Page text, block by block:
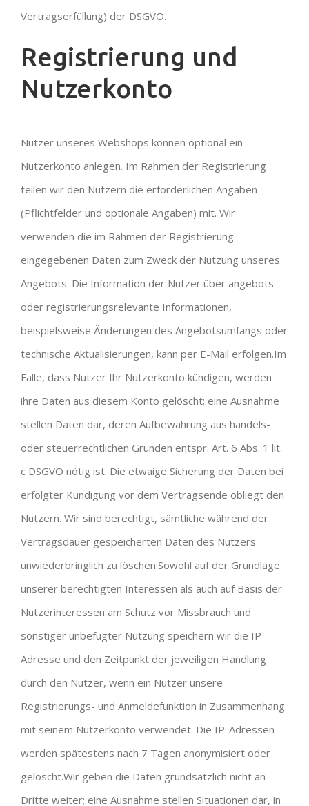
Vertragserfüllung) der DSGVO.
Registrierung und
Nutzerkonto
Nutzer unseres Webshops können optional ein
Nutzerkonto anlegen. Im Rahmen der Registrierung
teilen wir den Nutzern die erforderlichen Angaben
(Pflichtfelder und optionale Angaben) mit. Wir
verwenden die im Rahmen der Registrierung
eingegebenen Daten zum Zweck der Nutzung unseres
Angebots. Die Information der Nutzer über angebots-
oder registrierungsrelevante Informationen,
beispielsweise Änderungen des Angebotsumfangs oder
technische Aktualisierungen, kann per E-Mail erfolgen.Im
Falle, dass Nutzer Ihr Nutzerkonto kündigen, werden
ihre Daten aus diesem Konto gelöscht; eine Ausnahme
stellen Daten dar, deren Aufbewahrung aus handels-
oder steuerrechtlichen Gründen entspr. Art. 6 Abs. 1 lit.
c DSGVO nötig ist. Die etwaige Sicherung der Daten bei
erfolgter Kündigung vor dem Vertragsende obliegt den
Nutzern. Wir sind berechtigt, sämtliche während der
Vertragsdauer gespeicherten Daten des Nutzers
unwiederbringlich zu löschen.Sowohl auf der Grundlage
unserer berechtigten Interessen als auch auf Basis der
Nutzerinteressen am Schutz vor Missbrauch und
sonstiger unbefugter Nutzung speichern wir die IP-
Adresse und den Zeitpunkt der jeweiligen Handlung
durch den Nutzer, wenn ein Nutzer unsere
Registrierungs- und Anmeldefunktion in Zusammenhang
mit seinem Nutzerkonto verwendet. Die IP-Adressen
werden spätestens nach 7 Tagen anonymisiert oder
gelöscht.Wir geben die Daten grundsätzlich nicht an
Dritte weiter; eine Ausnahme stellen Situationen dar, in